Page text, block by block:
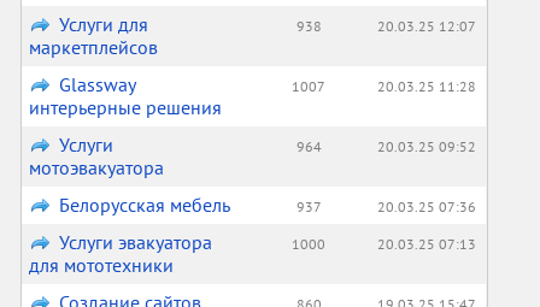
Услуги для
маркетплейсов
938 20.03.25 12:07
Glassway
интерьерные решения
1007 20.03.25 11:28
Услуги
мотоэвакуатора
964 20.03.25 09:52
Белорусская мебель 937 20.03.25 07:36
Услуги эвакуатора
для мототехники
1000 20.03.25 07:13
Создание сайтов